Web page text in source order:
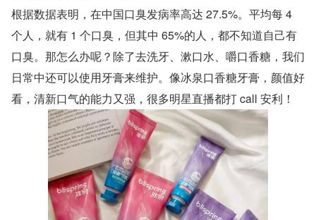
根据数据表明，在中国口臭发病率高达 27.5%。平均每 4
个人，就有 1 个口臭，但其中 65%的人，都不知道自己有
口臭。那怎么办呢？除了去洗牙、漱口水、嚼口香糖，我们
日常中还可以使用牙膏来维护。像冰泉口香糖牙膏，颜值好
看，清新口气的能力又强，很多明星直播都打 call 安利！